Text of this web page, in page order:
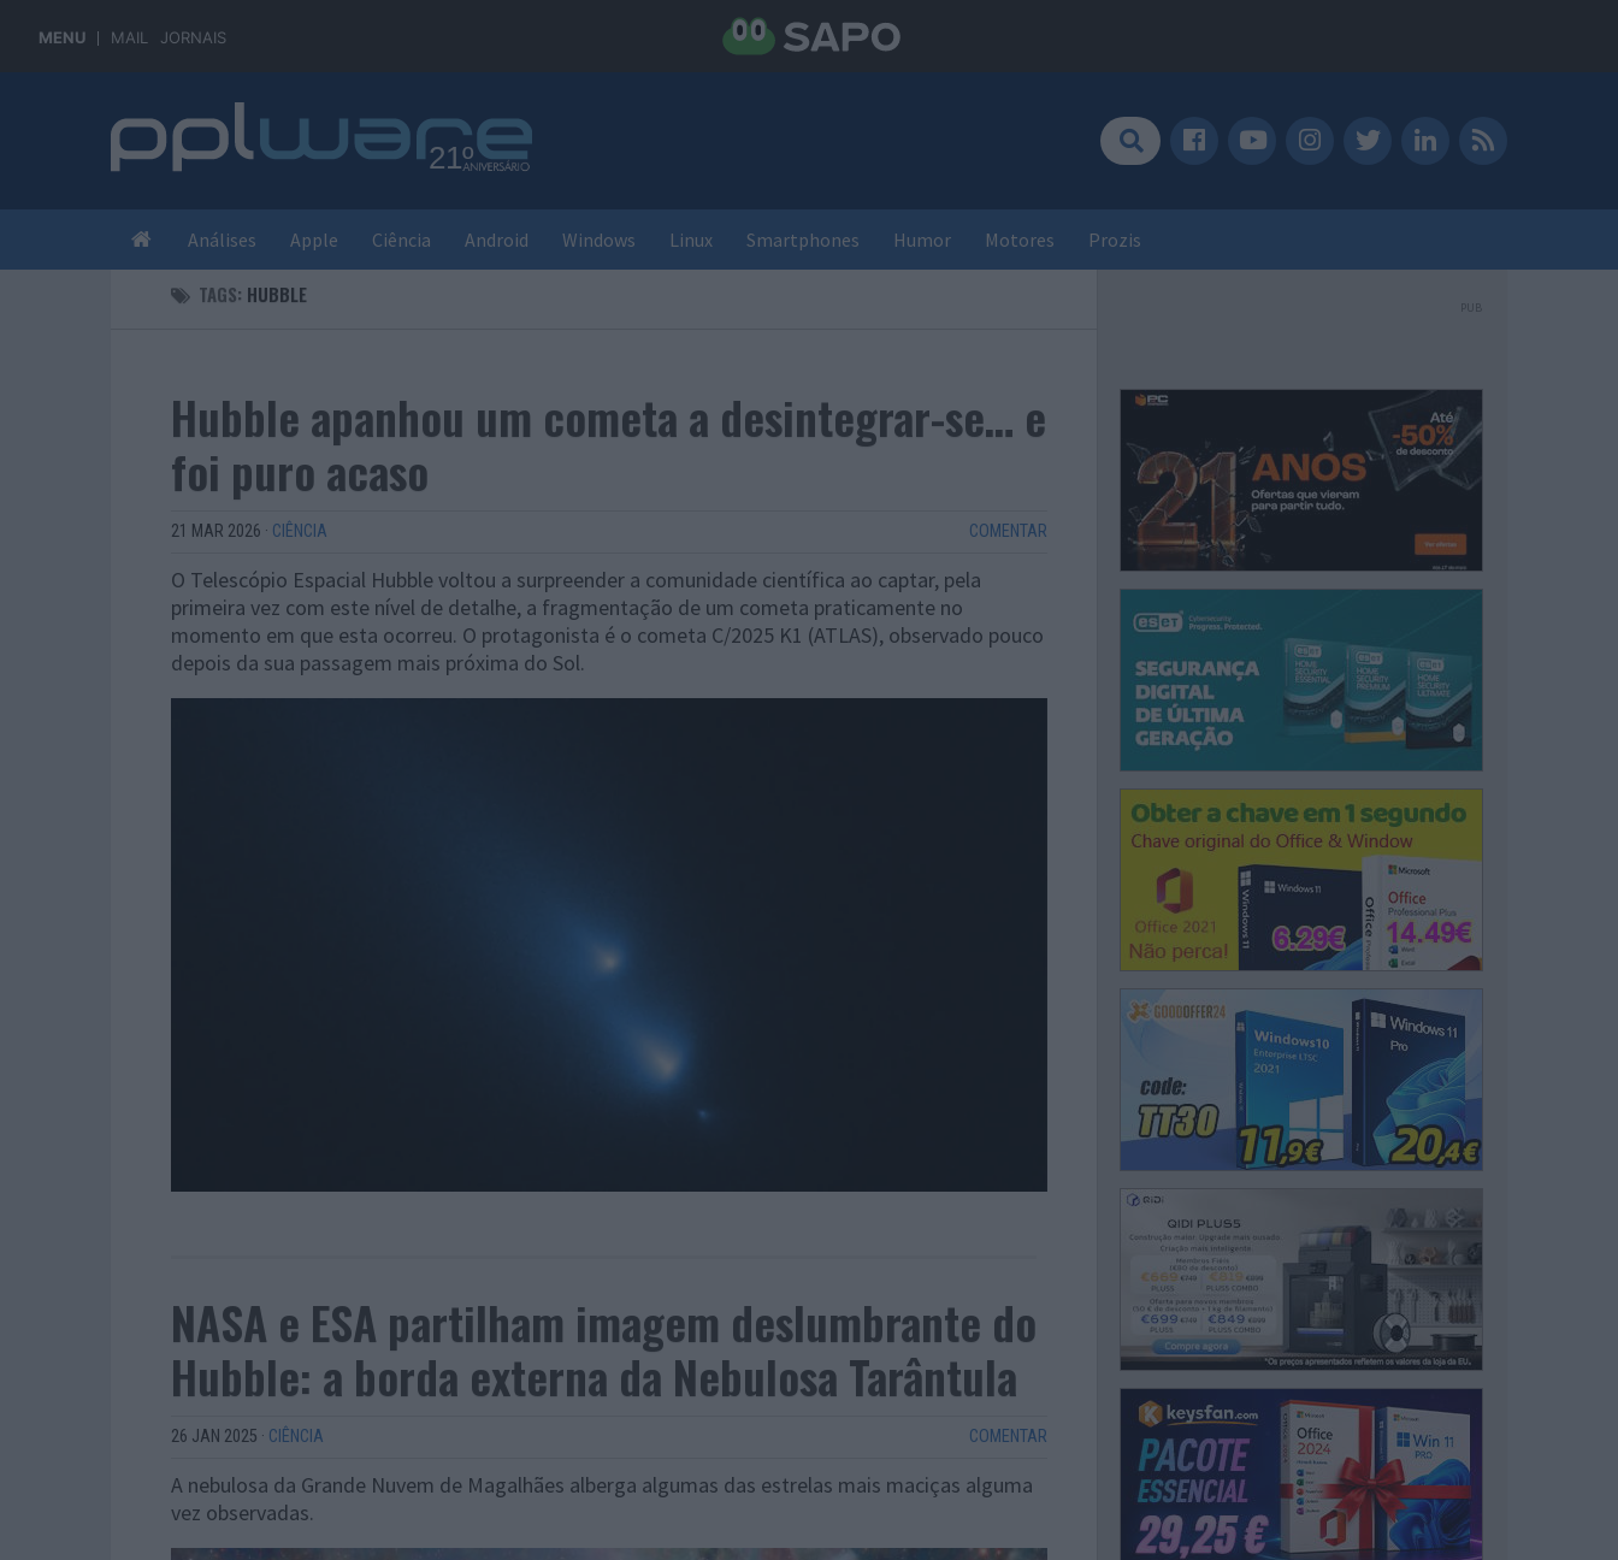
MENU MAIL JORNAIS
Análises Apple Ciência Android Windows Linux Smartphones Humor Motores Prozis
TAGS: HUBBLE
Hubble apanhou um cometa a desintegrar-se… e
foi puro acaso
21 MAR 2026 · CIÊNCIA COMENTAR
O Telescópio Espacial Hubble voltou a surpreender a comunidade científica ao captar, pela
primeira vez com este nível de detalhe, a fragmentação de um cometa praticamente no
momento em que esta ocorreu. O protagonista é o cometa C/2025 K1 (ATLAS), observado pouco
depois da sua passagem mais próxima do Sol.
NASA e ESA partilham imagem deslumbrante do
Hubble: a borda externa da Nebulosa Tarântula
26 JAN 2025 · CIÊNCIA COMENTAR
A nebulosa da Grande Nuvem de Magalhães alberga algumas das estrelas mais maciças alguma
vez observadas.
PUB